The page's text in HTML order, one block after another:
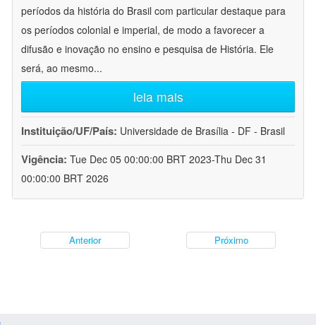
períodos da história do Brasil com particular destaque para
os períodos colonial e imperial, de modo a favorecer a
difusão e inovação no ensino e pesquisa de História. Ele
será, ao mesmo...
leia mais
Instituição/UF/País: Universidade de Brasília - DF - Brasil
Vigência: Tue Dec 05 00:00:00 BRT 2023-Thu Dec 31
00:00:00 BRT 2026
Anterior Próximo